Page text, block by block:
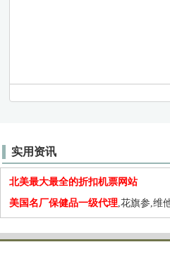
实用资讯
北美最大最全的折扣机票网站
美国名厂保健品一级代理,花旗参,维